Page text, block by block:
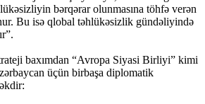
bərqərar olunmasına töhfə verən
Bu isə qlobal təhlükəsizlik gündəliyində
baxımdan “Avropa Siyasi Birliyi” kimi
üçün birbaşa diplomatik